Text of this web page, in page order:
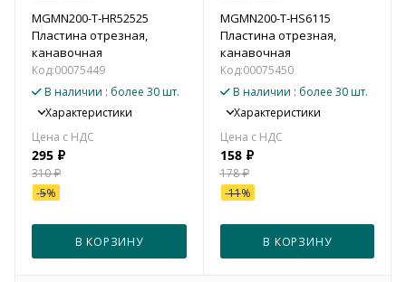
MGMN200-T-HR52525
Пластина отрезная,
канавочная
Код:00075449
В наличии : более 30 шт.
Характеристики
295 ₽
310₽
-5%
В КОРЗИНУ
MGMN200-T-HS6115
Пластина отрезная,
канавочная
Код:00075450
В наличии : более 30 шт.
Характеристики
158₽
178₽
-11%
В КОРЗИНУ